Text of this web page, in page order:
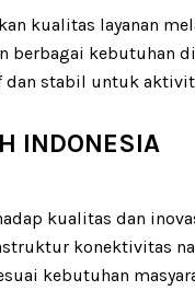
kualitas layanan
berbagai kebutuhan
stabil untuk
INDONESIA
kualitas dan
konektivitas
kebutuhan